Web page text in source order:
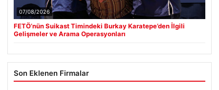
07/08/2026
FETÖ’nün Suikast Timindeki Burkay Karatepe’den İlgili
Gelişmeler ve Arama Operasyonları
Son Eklenen Firmalar